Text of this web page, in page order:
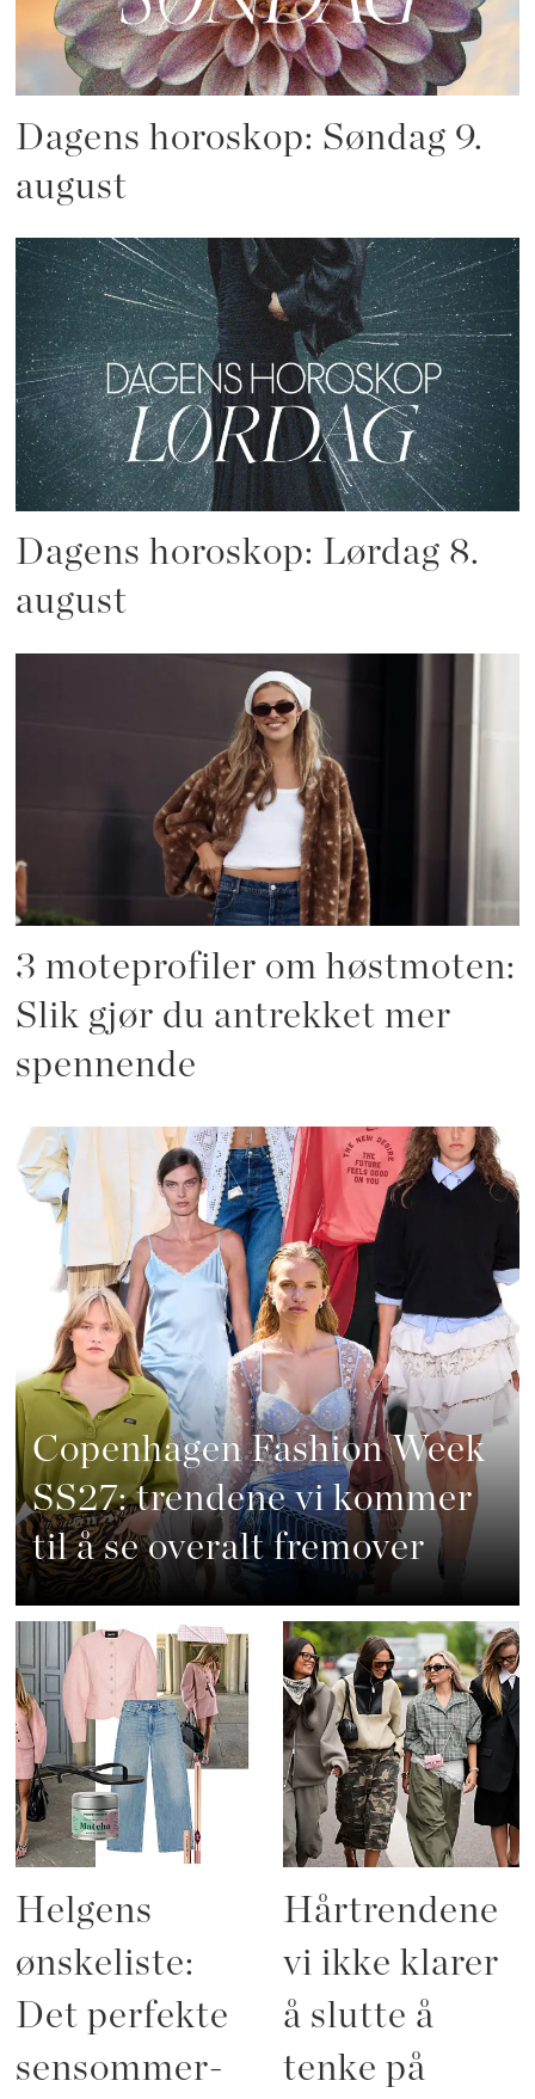
Dagens horoskop: Søndag 9.
august
Dagens horoskop: Lørdag 8.
august
3 moteprofiler om høstmoten:
Slik gjør du antrekket mer
spennende
Copenhagen Fashion Week
SS27: trendene vi kommer
til å se overalt fremover
Helgens
ønskeliste:
Det perfekte
sensommer-
Hårtrendene
vi ikke klarer
å slutte å
tenke på